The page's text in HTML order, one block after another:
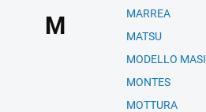
M
MARREA
MATSU
MODELLO MASI
MONTES
MOTTURA